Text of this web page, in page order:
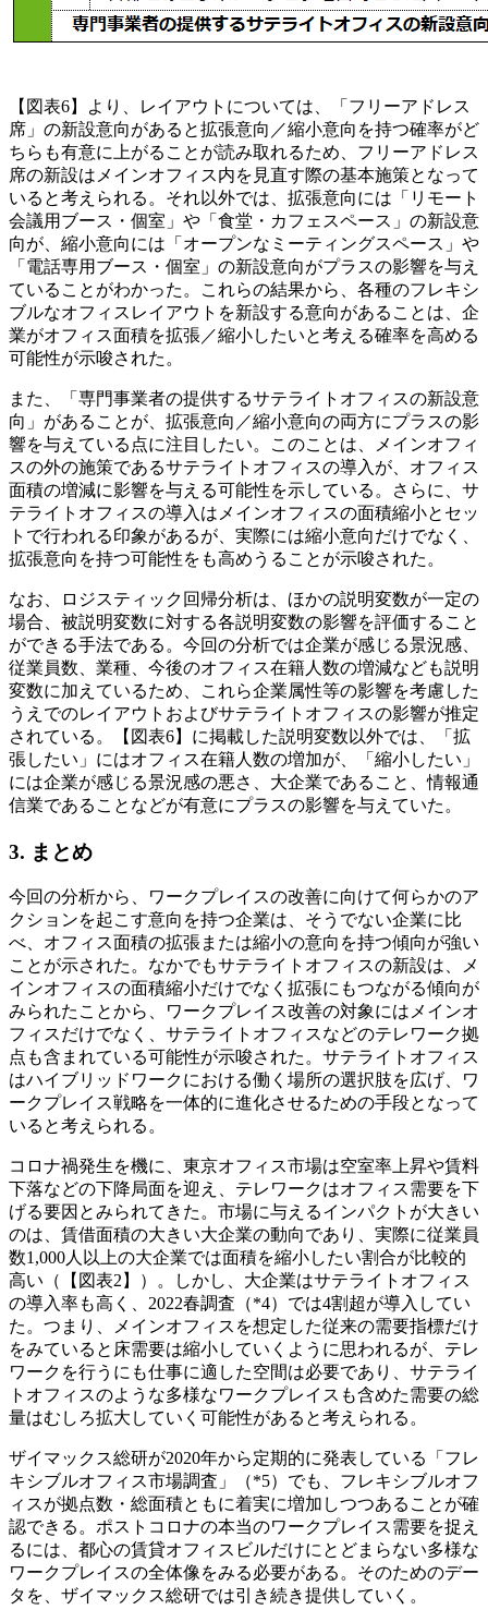
【図表6】より、レイアウトについては、「フリーアドレス
席」の新設意向があると拡張意向／縮小意向を持つ確率がど
ちらも有意に上がることが読み取れるため、フリーアドレス
席の新設はメインオフィス内を見直す際の基本施策となって
いると考えられる。それ以外では、拡張意向には「リモート
会議用ブース・個室」や「食堂・カフェスペース」の新設意
向が、縮小意向には「オープンなミーティングスペース」や
「電話専用ブース・個室」の新設意向がプラスの影響を与え
ていることがわかった。これらの結果から、各種のフレキシ
ブルなオフィスレイアウトを新設する意向があることは、企
業がオフィス面積を拡張／縮小したいと考える確率を高める
可能性が示唆された。
また、「専門事業者の提供するサテライトオフィスの新設意
向」があることが、拡張意向／縮小意向の両方にプラスの影
響を与えている点に注目したい。このことは、メインオフィ
スの外の施策であるサテライトオフィスの導入が、オフィス
面積の増減に影響を与える可能性を示している。さらに、サ
テライトオフィスの導入はメインオフィスの面積縮小とセッ
トで行われる印象があるが、実際には縮小意向だけでなく、
拡張意向を持つ可能性をも高めうることが示唆された。
なお、ロジスティック回帰分析は、ほかの説明変数が一定の
場合、被説明変数に対する各説明変数の影響を評価すること
ができる手法である。今回の分析では企業が感じる景況感、
従業員数、業種、今後のオフィス在籍人数の増減なども説明
変数に加えているため、これら企業属性等の影響を考慮した
うえでのレイアウトおよびサテライトオフィスの影響が推定
されている。【図表6】に掲載した説明変数以外では、「拡
張したい」にはオフィス在籍人数の増加が、「縮小したい」
には企業が感じる景況感の悪さ、大企業であること、情報通
信業であることなどが有意にプラスの影響を与えていた。
3. まとめ
今回の分析から、ワークプレイスの改善に向けて何らかのア
クションを起こす意向を持つ企業は、そうでない企業に比
べ、オフィス面積の拡張または縮小の意向を持つ傾向が強い
ことが示された。なかでもサテライトオフィスの新設は、メ
インオフィスの面積縮小だけでなく拡張にもつながる傾向が
みられたことから、ワークプレイス改善の対象にはメインオ
フィスだけでなく、サテライトオフィスなどのテレワーク拠
点も含まれている可能性が示唆された。サテライトオフィス
はハイブリッドワークにおける働く場所の選択肢を広げ、ワ
ークプレイス戦略を一体的に進化させるための手段となって
いると考えられる。
コロナ禍発生を機に、東京オフィス市場は空室率上昇や賃料
下落などの下降局面を迎え、テレワークはオフィス需要を下
げる要因とみられてきた。市場に与えるインパクトが大きい
のは、賃借面積の大きい大企業の動向であり、実際に従業員
数1,000人以上の大企業では面積を縮小したい割合が比較的
高い（【図表2】）。しかし、大企業はサテライトオフィス
の導入率も高く、2022春調査（*4）では4割超が導入してい
た。つまり、メインオフィスを想定した従来の需要指標だけ
をみていると床需要は縮小していくように思われるが、テレ
ワークを行うにも仕事に適した空間は必要であり、サテライ
トオフィスのような多様なワークプレイスも含めた需要の総
量はむしろ拡大していく可能性があると考えられる。
ザイマックス総研が2020年から定期的に発表している「フレ
キシブルオフィス市場調査」（*5）でも、フレキシブルオフ
ィスが拠点数・総面積ともに着実に増加しつつあることが確
認できる。ポストコロナの本当のワークプレイス需要を捉え
るには、都心の賃貸オフィスビルだけにとどまらない多様な
ワークプレイスの全体像をみる必要がある。そのためのデー
タを、ザイマックス総研では引き続き提供していく。